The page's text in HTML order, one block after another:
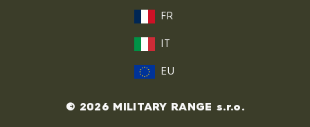
FR
EU
© 2026 MILITARY RANGE s.r.o.